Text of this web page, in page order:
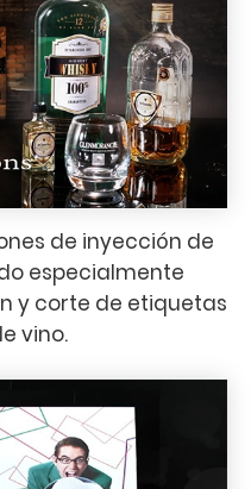
de inyección de
especialmente
y corte de etiquetas
vino.